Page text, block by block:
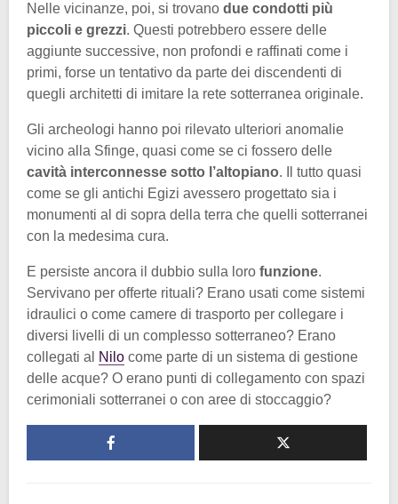
Nelle vicinanze, poi, si trovano due condotti più
piccoli e grezzi. Questi potrebbero essere delle
aggiunte successive, non profondi e raffinati come i
primi, forse un tentativo da parte dei discendenti di
quegli architetti di imitare la rete sotterranea originale.
Gli archeologi hanno poi rilevato ulteriori anomalie
vicino alla Sfinge, quasi come se ci fossero delle
cavità interconnesse sotto l’altopiano. Il tutto quasi
come se gli antichi Egizi avessero progettato sia i
monumenti al di sopra della terra che quelli sotterranei
con la medesima cura.
E persiste ancora il dubbio sulla loro funzione.
Servivano per offerte rituali? Erano usati come sistemi
idraulici o come camere di trasporto per collegare i
diversi livelli di un complesso sotterraneo? Erano
collegati al
Nilo come parte di un sistema di gestione
delle acque? O erano punti di collegamento con spazi
cerimoniali sotterranei o con aree di stoccaggio?